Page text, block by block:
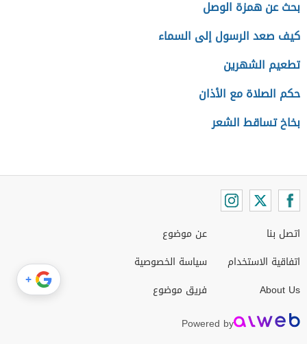
بحث عن همزة الوصل
كيف صعد الرسول إلى السماء
تطعيم الشهرين
حكم الصلاة مع الأذان
بخاخ تساقط الشعر
اتصل بنا
اتفاقية الاستخدام
About Us
عن موضوع
سياسة الخصوصية
فريق موضوع
Powered by
+